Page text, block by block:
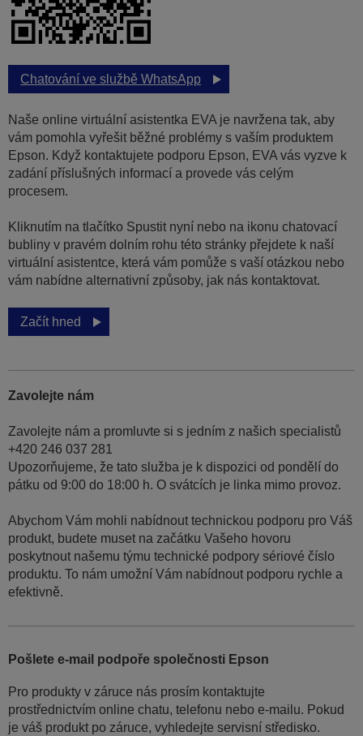
Chatování ve službě WhatsApp
Naše online virtuální asistentka EVA je navržena tak, aby
vám pomohla vyřešit běžné problémy s vaším produktem
Epson. Když kontaktujete podporu Epson, EVA vás vyzve k
zadání příslušných informací a provede vás celým
procesem.
Kliknutím na tlačítko Spustit nyní nebo na ikonu chatovací
bubliny v pravém dolním rohu této stránky přejdete k naší
virtuální asistentce, která vám pomůže s vaší otázkou nebo
vám nabídne alternativní způsoby, jak nás kontaktovat.
Začít hned
Zavolejte nám
Zavolejte nám a promluvte si s jedním z našich specialistů
+420 246 037 281
Upozorňujeme, že tato služba je k dispozici od pondělí do
pátku od 9:00 do 18:00 h. O svátcích je linka mimo provoz.
Abychom Vám mohli nabídnout technickou podporu pro Váš
produkt, budete muset na začátku Vašeho hovoru
poskytnout našemu týmu technické podpory sériové číslo
produktu. To nám umožní Vám nabídnout podporu rychle a
efektivně.
Pošlete e-mail podpoře společnosti Epson
Pro produkty v záruce nás prosím kontaktujte
prostřednictvím online chatu, telefonu nebo e-mailu. Pokud
je váš produkt po záruce, vyhledejte servisní středisko.